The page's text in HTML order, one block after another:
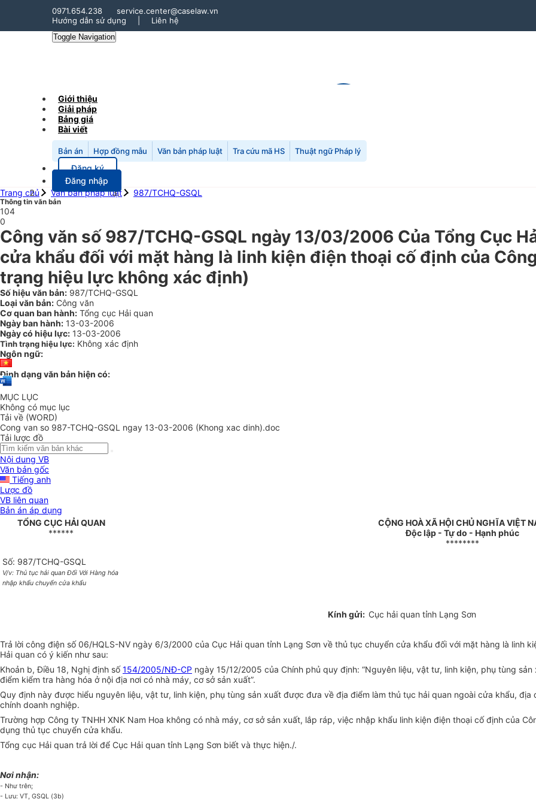
0971.654.238
service.center@caselaw.vn
Hướng dẫn sử dụng
Liên hệ
Toggle Navigation
Giới thiệu
Giải pháp
Bảng giá
Bài viết
Bản án Hợp đồng mẫu Văn bản pháp luật Tra cứu mã HS Thuật ngữ Pháp lý
Đăng ký
Đăng nhập
Trang chủ
Văn bản pháp luật 987/TCHQ-GSQL
Thông tin văn bản
104
0
Công văn số 987/TCHQ-GSQL ngày 13/03/2006 Của Tổng Cục
cửa khẩu đối với mặt hàng là linh kiện điện thoại cố định của
trạng hiệu lực không xác định)
Số hiệu văn bản: 987/TCHQ-GSQL
Loại văn bản: Công văn
Cơ quan ban hành: Tổng cục Hải quan
Ngày ban hành: 13-03-2006
Ngày có hiệu lực: 13-03-2006
Tình trạng hiệu lực: Không xác định
Ngôn ngữ:
Định dạng văn bản hiện có:
MỤC LỤC
Không có mục lục
Tải về (WORD)
Cong van so 987-TCHQ-GSQL ngay 13-03-2006 (Khong xac dinh).doc
Tải lược đồ
Nội dung VB
Văn bản gốc
Tiếng anh
Lược đồ
VB liên quan
Bản án áp dụng
TỔNG CỤC HẢI QUAN
******
CỘNG HOÀ XÃ HỘI CHỦ NGHĨA VIỆT
Độc lập - Tự do - Hạnh phúc
********
Số: 987/TCHQ-GSQL
V/v: Thủ tục hải quan Đối Với Hàng hóa
nhập khẩu chuyển cửa khẩu
Kính gửi: Cục hải quan tỉnh Lạng Sơn
Trả lời công điện số 06/HQLS-NV ngày 6/3/2000 của Cục Hải quan tỉnh Lạng Sơn về thủ tục chuyển cửa khẩu đối với mặt hàng là linh
Hải quan có ý kiến như sau:
Khoản b, Điều 18, Nghị định số154/2005/NĐ-CP ngày 15/12/2005 của Chính phủ quy định: “Nguyên liệu, vật tư, linh kiện, phụ tùng
điểm kiểm tra hàng hóa ở nội địa nơi có nhà máy, cơ sở sản xuất”.
Quy định này được hiểu nguyên liệu, vật tư, linh kiện, phụ tùng sản xuất được đưa về địa điểm làm thủ tục hải quan ngoài cửa khẩu,
chính doanh nghiệp.
Trường hợp Công ty TNHH XNK Nam Hoa không có nhà máy, cơ sở sản xuất, lắp ráp, việc nhập khẩu linh kiện điện thoại cố định của
dụng thủ tục chuyển cửa khẩu.
Tổng cục Hải quan trả lời để Cục Hải quan tỉnh Lạng Sơn biết và thực hiện./.
Nơi nhận:
- Như trên;
- Lưu: VT, GSQL (3b)